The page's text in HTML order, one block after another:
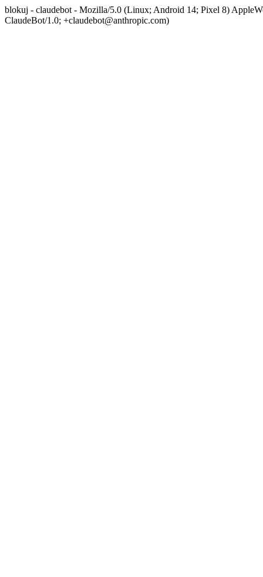
blokuj - claudebot - Mozilla/5.0 (Linux; Android 14; Pixel 8)
ClaudeBot/1.0; +claudebot@anthropic.com)